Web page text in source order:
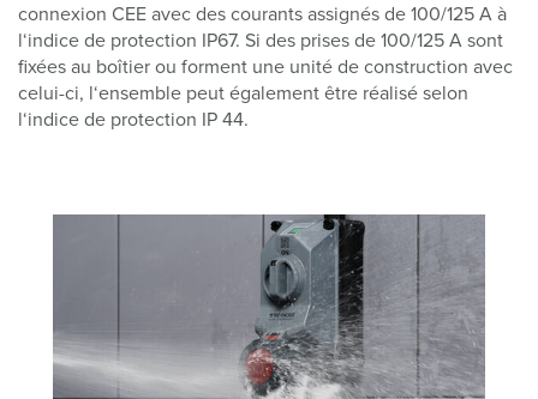
connexion CEE avec des courants assignés de 100/125 A à
l‘indice de protection IP67. Si des prises de 100/125 A sont
fixées au boîtier ou forment une unité de construction avec
celui-ci, l‘ensemble peut également être réalisé selon
l‘indice de protection IP 44.